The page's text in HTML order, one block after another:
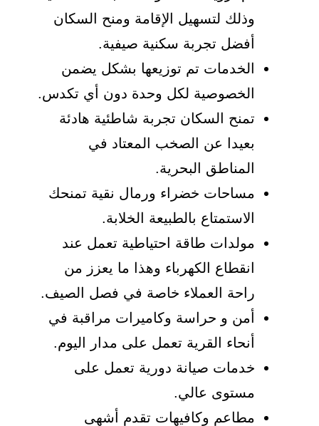
وذلك لتسهيل الإقامة ومنح السكان
أفضل تجربة سكنية صيفية.
الخدمات تم توزيعها بشكل يضمن
الخصوصية لكل وحدة دون أي تكدس.
تمنح السكان تجربة شاطئية هادئة
بعيدا عن الصخب المعتاد في
المناطق البحرية.
مساحات خضراء ورمال نقية تمنحك
الاستمتاع بالطبيعة الخلابة.
مولدات طاقة احتياطية تعمل عند
انقطاع الكهرباء وهذا ما يعزز من
راحة العملاء خاصة في فصل الصيف.
أمن و حراسة وكاميرات مراقبة في
أنحاء القرية تعمل على مدار اليوم.
خدمات صيانة دورية تعمل على
مستوى عالي.
مطاعم وكافيهات تقدم أشهى